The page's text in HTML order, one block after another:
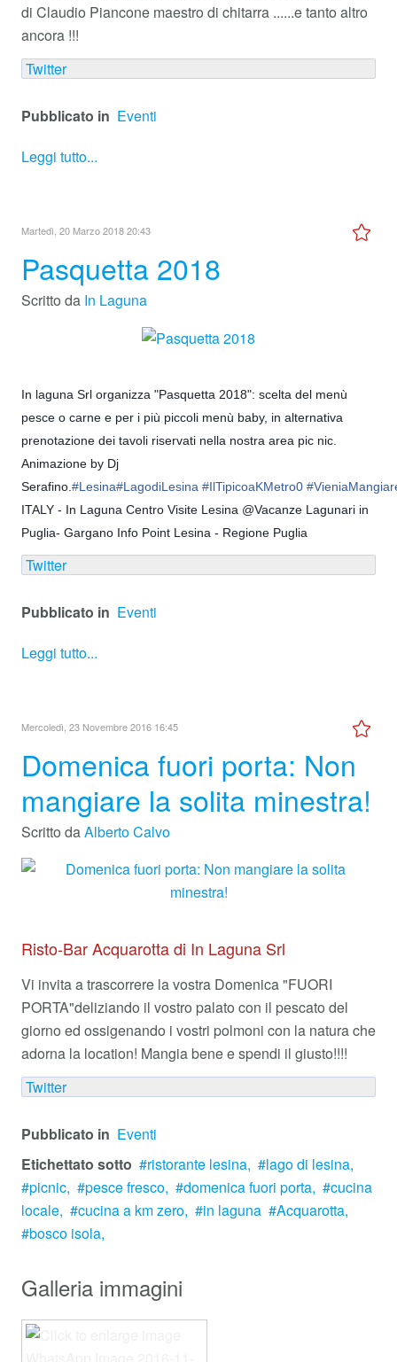
di Claudio Piancone maestro di chitarra ......e tanto altro
ancora !!!
Twitter
Pubblicato in Eventi
Leggi tutto...
Martedì, 20 Marzo 2018 20:43
Pasquetta 2018
Scritto da In Laguna
In laguna Srl organizza "Pasquetta 2018": scelta del menù
pesce o carne e per i più piccoli menù baby, in alternativa
prenotazione dei tavoli riservati nella nostra area pic nic.
Animazione by Dj
Serafino.#Lesina#LagodiLesina #IlTipicoaKMetro0 #
ITALY - In Laguna Centro Visite Lesina @Vacanze Lagunari in
Puglia- Gargano Info Point Lesina - Regione Puglia
Twitter
Pubblicato in Eventi
Leggi tutto...
Mercoledì, 23 Novembre 2016 16:45
Domenica fuori porta: Non
mangiare la solita minestra!
Scritto daAlberto Calvo
Risto-Bar Acquarotta di In Laguna Srl
Vi invita a trascorrere la vostra Domenica "FUORI
PORTA"deliziando il vostro palato con il pescato del
giorno ed ossigenando i vostri polmoni con la natura che
adorna la location! Mangia bene e spendi il giusto!!!!
Twitter
Pubblicato in Eventi
Etichettato sotto
ristorante lesina,
lago di lesina,
picnic,
pesce fresco, domenica fuori porta,
cucina
locale,
cucina a km zero, in laguna
Acquarotta,
bosco isola,
Galleria immagini